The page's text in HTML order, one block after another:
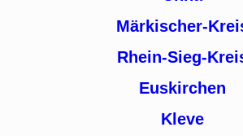
Märkischer-
Rhein-Sieg-
Euskirchen
Kleve